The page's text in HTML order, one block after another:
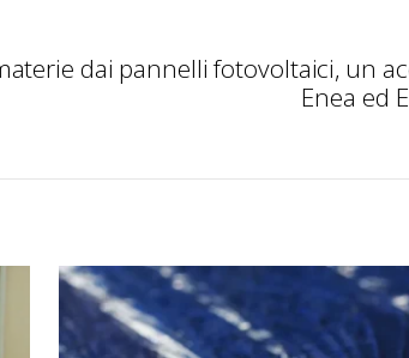
dai pannelli fotovoltaici, un
Enea ed